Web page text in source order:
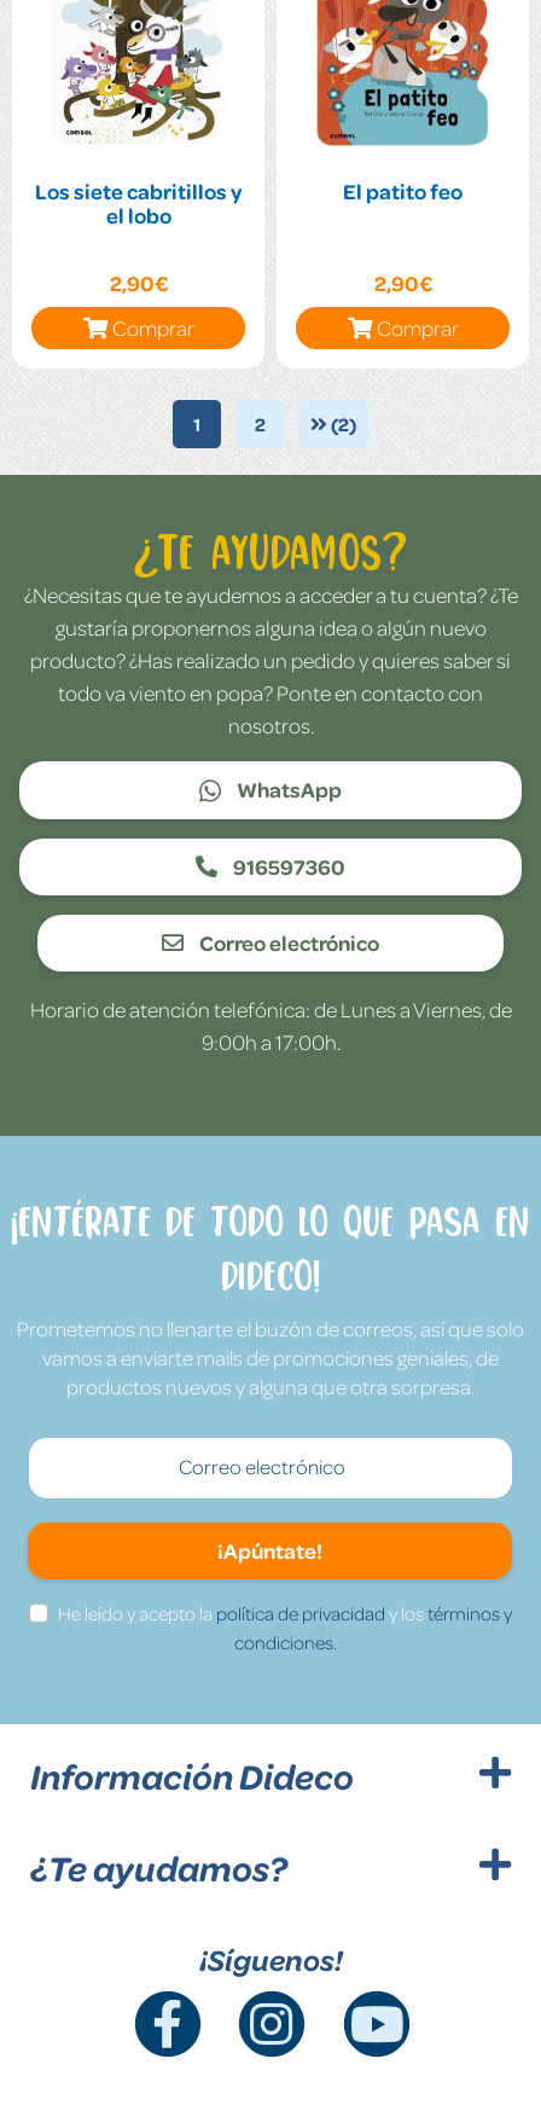
Los siete cabritillos y
el lobo
2,90€
Comprar
El patito feo
2,90€
Comprar
1 2 (2)
¿Te ayudamos?
¿Necesitas que te ayudemos a acceder a tu cuenta? ¿Te
gustaría proponernos alguna idea o algún nuevo
producto? ¿Has realizado un pedido y quieres saber si
todo va viento en popa? Ponte en contacto con
nosotros.
WhatsApp
916597360
Correo electrónico
Horario de atención telefónica: de Lunes a Viernes, de
9:00h a 17:00h.
¡Entérate de todo lo que pasa en
Dideco!
Prometemos no llenarte el buzón de correos, así que solo
vamos a enviarte mails de promociones geniales, de
productos nuevos y alguna que otra sorpresa.
¡Apúntate!
He leído y acepto la política de privacidad y lostérminos y
condiciones.
Información Dideco
¿Te ayudamos?
¡Síguenos!